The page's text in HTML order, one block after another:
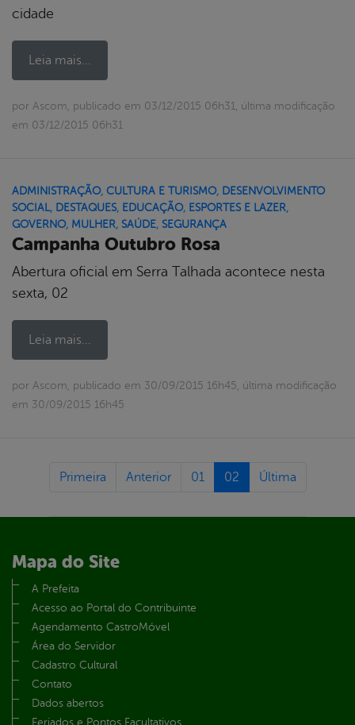
cidade
Leia mais...
por Ascom, publicado em 03/12/2015 06h31, última modificação
em 03/12/2015 06h31
ADMINISTRAÇÃO, CULTURA E TURISMO, DESENVOLVIMENTO
SOCIAL, DESTAQUES, EDUCAÇÃO, ESPORTES E LAZER,
GOVERNO, MULHER, SAÚDE, SEGURANÇA
Campanha Outubro Rosa
Abertura oficial em Serra Talhada acontece nesta
sexta, 02
Leia mais...
por Ascom, publicado em 30/09/2015 16h45, última modificação
em 30/09/2015 16h45
Primeira Anterior 01 02 Última
Mapa do Site
A Prefeita
Acesso ao Portal do Contribuinte
Agendamento CastroMóvel
Área do Servidor
Cadastro Cultural
Contato
Dados abertos
Feriados e Pontos Facultativos